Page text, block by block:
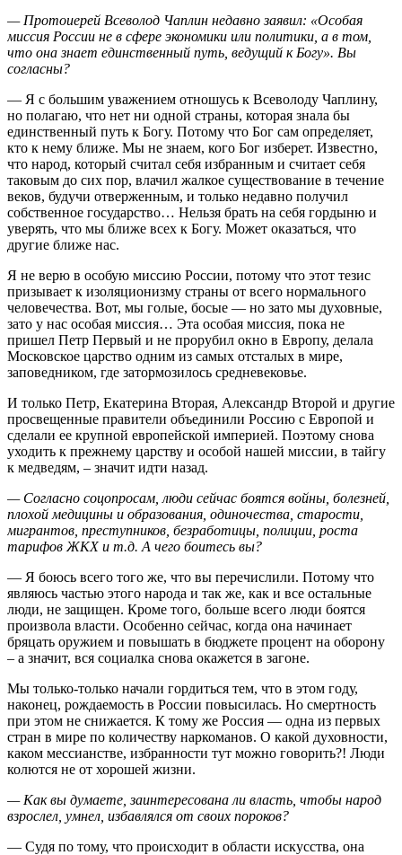
— Протоиерей Всеволод Чаплин недавно заявил: «Особая
миссия России не в сфере экономики или политики, а в том,
что она знает единственный путь, ведущий к Богу». Вы
согласны?
— Я с большим уважением отношусь к Всеволоду Чаплину,
но полагаю, что нет ни одной страны, которая знала бы
единственный путь к Богу. Потому что Бог сам определяет,
кто к нему ближе. Мы не знаем, кого Бог изберет. Известно,
что народ, который считал себя избранным и считает себя
таковым до сих пор, влачил жалкое существование в течение
веков, будучи отверженным, и только недавно получил
собственное государство… Нельзя брать на себя гордыню и
уверять, что мы ближе всех к Богу. Может оказаться, что
другие ближе нас.
Я не верю в особую миссию России, потому что этот тезис
призывает к изоляционизму страны от всего нормального
человечества. Вот, мы голые, босые — но зато мы духовные,
зато у нас особая миссия… Эта особая миссия, пока не
пришел Петр Первый и не прорубил окно в Европу, делала
Московское царство одним из самых отсталых в мире,
заповедником, где затормозилось средневековье.
И только Петр, Екатерина Вторая, Александр Второй и другие
просвещенные правители объединили Россию с Европой и
сделали ее крупной европейской империей. Поэтому снова
уходить к прежнему царству и особой нашей миссии, в тайгу
к медведям, – значит идти назад.
— Согласно соцопросам, люди сейчас боятся войны, болезней,
плохой медицины и образования, одиночества, старости,
мигрантов, преступников, безработицы, полиции, роста
тарифов ЖКХ и т.д. А чего боитесь вы?
— Я боюсь всего того же, что вы перечислили. Потому что
являюсь частью этого народа и так же, как и все остальные
люди, не защищен. Кроме того, больше всего люди боятся
произвола власти. Особенно сейчас, когда она начинает
бряцать оружием и повышать в бюджете процент на оборону
– а значит, вся социалка снова окажется в загоне.
Мы только-только начали гордиться тем, что в этом году,
наконец, рождаемость в России повысилась. Но смертность
при этом не снижается. К тому же Россия — одна из первых
стран в мире по количеству наркоманов. О какой духовности,
каком мессианстве, избранности тут можно говорить?! Люди
колются не от хорошей жизни.
— Как вы думаете, заинтересована ли власть, чтобы народ
взрослел, умнел, избавлялся от своих пороков?
— Судя по тому, что происходит в области искусства, она